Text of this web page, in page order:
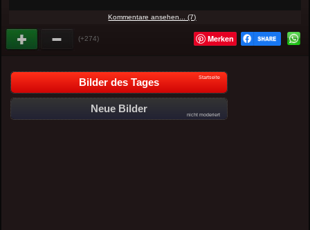
Kommentare ansehen... (7)
(+274) Merken
Bilder des Tages Startseite
Neue Bilder
nicht moderiert